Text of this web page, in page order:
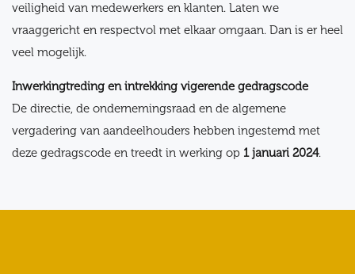
veiligheid van medewerkers en klanten. Laten we
vraaggericht en respectvol met elkaar omgaan. Dan is er heel
veel mogelijk.
Inwerkingtreding en intrekking vigerende gedragscode
De directie, de ondernemingsraad en de algemene
vergadering van aandeelhouders hebben ingestemd met
deze gedragscode en treedt in werking op 1 januari 2024.